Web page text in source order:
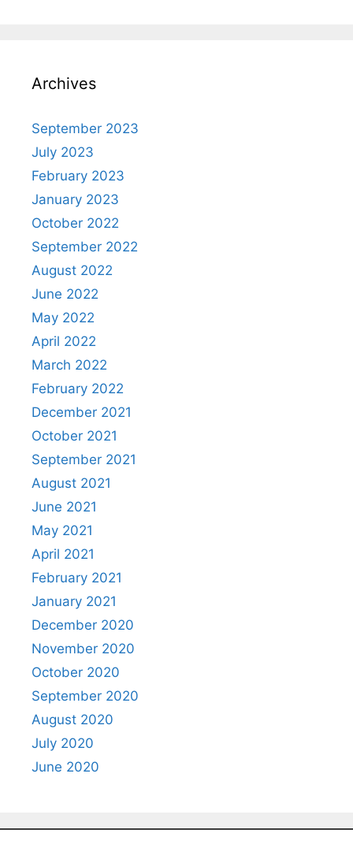
Archives
September 2023
July 2023
February 2023
January 2023
October 2022
September 2022
August 2022
June 2022
May 2022
April 2022
March 2022
February 2022
December 2021
October 2021
September 2021
August 2021
June 2021
May 2021
April 2021
February 2021
January 2021
December 2020
November 2020
October 2020
September 2020
August 2020
July 2020
June 2020